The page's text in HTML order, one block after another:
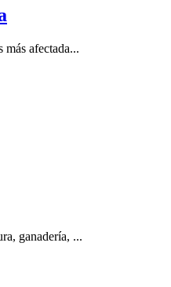
afectada...
ganadería, ...